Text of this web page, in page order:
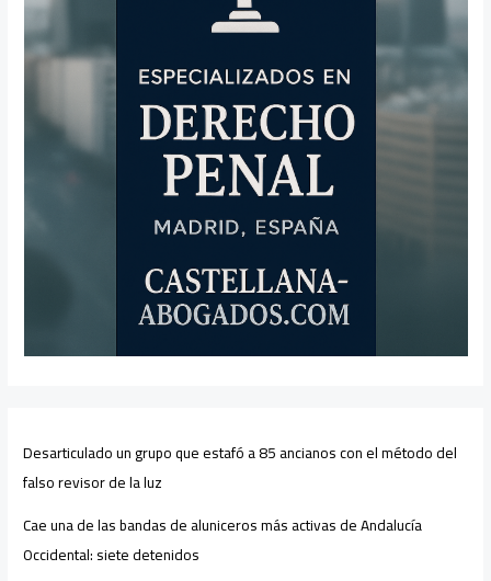
Desarticulado un grupo que estafó a 85 ancianos con el método del
falso revisor de la luz
Cae una de las bandas de aluniceros más activas de Andalucía
Occidental: siete detenidos